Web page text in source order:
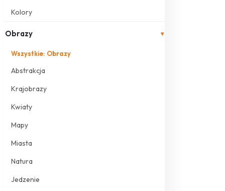
Kolory
Obrazy ▾
Wszystkie: Obrazy
Abstrakcja
Krajobrazy
Kwiaty
Mapy
Miasta
Natura
Jedzenie